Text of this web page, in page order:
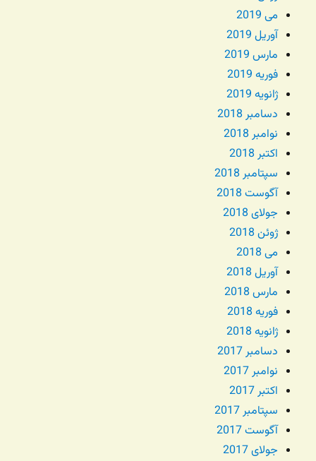
می 2019
آوریل 2019
مارس 2019
فوریه 2019
ژانویه 2019
دسامبر 2018
نوامبر 2018
اکتبر 2018
سپتامبر 2018
آگوست 2018
جولای 2018
ژوئن 2018
می 2018
آوریل 2018
مارس 2018
فوریه 2018
ژانویه 2018
دسامبر 2017
نوامبر 2017
اکتبر 2017
سپتامبر 2017
آگوست 2017
جولای 2017